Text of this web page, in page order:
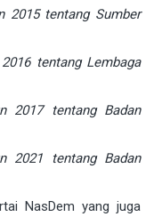
2015 tentang Sumber
tentang Lembaga
2017 tentang Badan
2021 tentang Badan
NasDem yang juga